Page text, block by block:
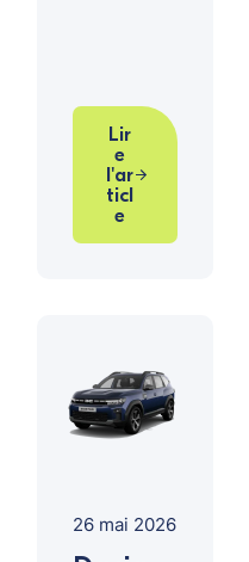
Lir
e
l'ar
ticl
e
26 mai 2026